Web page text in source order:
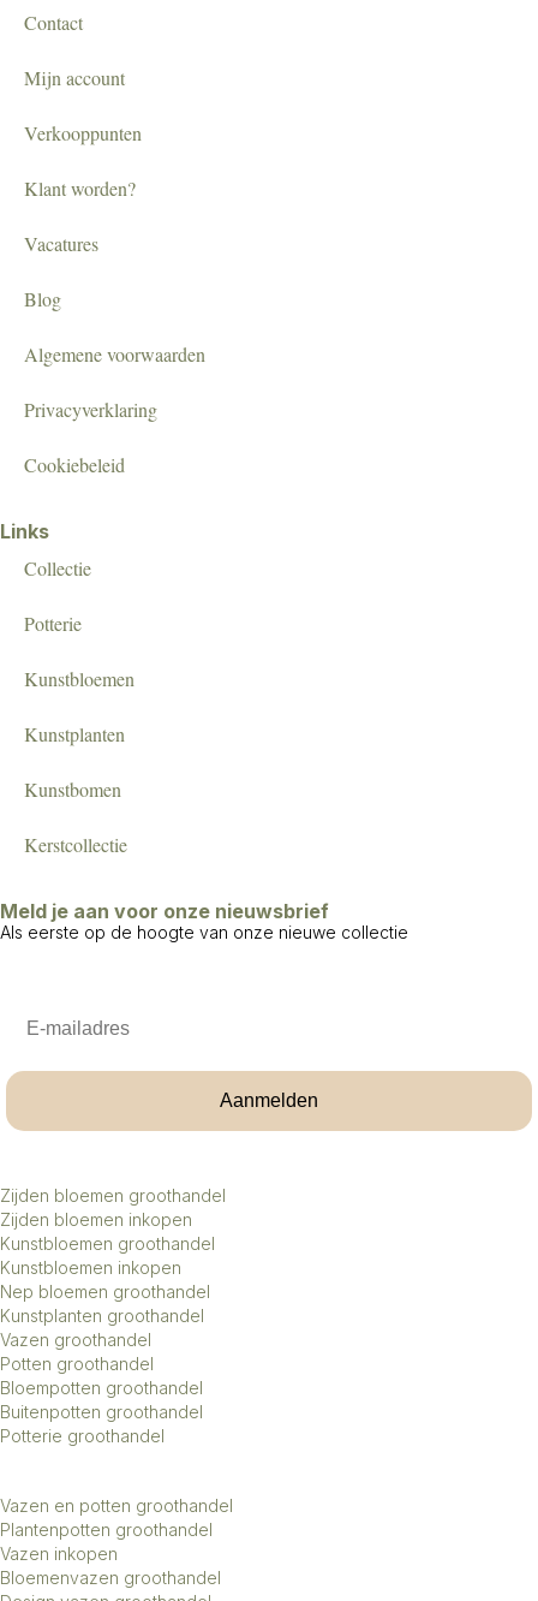
Contact
Mijn account
Verkooppunten
Klant worden?
Vacatures
Blog
Algemene voorwaarden
Privacyverklaring
Cookiebeleid
Links
Collectie
Potterie
Kunstbloemen
Kunstplanten
Kunstbomen
Kerstcollectie
Meld je aan voor onze nieuwsbrief
Als eerste op de hoogte van onze nieuwe collectie
Aanmelden
Zijden bloemen groothandel
Zijden bloemen inkopen
Kunstbloemen groothandel
Kunstbloemen inkopen
Nep bloemen groothandel
Kunstplanten groothandel
Vazen groothandel
Potten groothandel
Bloempotten groothandel
Buitenpotten groothandel
Potterie groothandel
Vazen en potten groothandel
Plantenpotten groothandel
Vazen inkopen
Bloemenvazen groothandel